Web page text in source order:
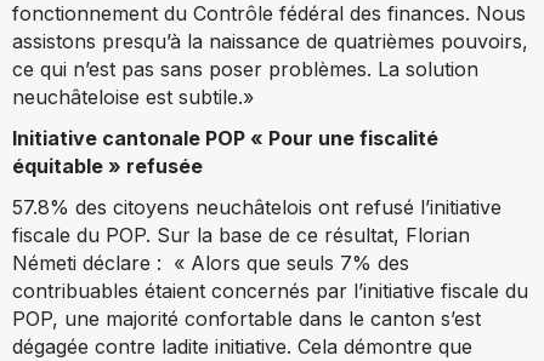
fonctionnement du Contrôle fédéral des finances. Nous
assistons presqu’à la naissance de quatrièmes pouvoirs,
ce qui n’est pas sans poser problèmes. La solution
neuchâteloise est subtile.»
Initiative cantonale POP « Pour une fiscalité
équitable » refusée
57.8% des citoyens neuchâtelois ont refusé l’initiative
fiscale du POP. Sur la base de ce résultat, Florian
Németi déclare : « Alors que seuls 7% des
contribuables étaient concernés par l’initiative fiscale du
POP, une majorité confortable dans le canton s’est
dégagée contre ladite initiative. Cela démontre que